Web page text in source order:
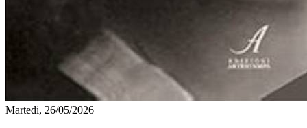
Martedi, 26/05/2026